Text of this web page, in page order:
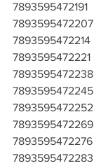
7893595472191
7893595472207
7893595472214
7893595472221
7893595472238
7893595472245
7893595472252
7893595472269
7893595472276
7893595472283